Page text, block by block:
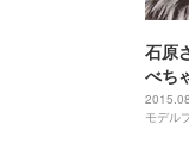
石原
べち
モデル